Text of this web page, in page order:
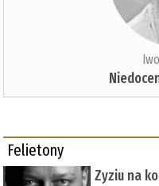
Felietony
Zyziu na